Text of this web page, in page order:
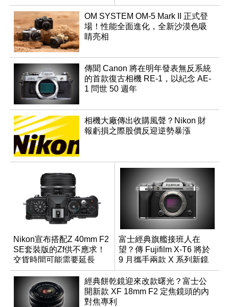
花板
OM SYSTEM OM-5 Mark II 正式登
場！性能全面進化，全新沙漠色吸
睛亮相
傳聞 Canon 將在明年發表無反系統
的首款復古相機 RE-1，以紀念 AE-
1 問世 50 週年
相機大廠傳出收購風聲？Nikon 財
報虧損之際股價反迎逆勢暴漲
Nikon宣布搭配Z 40mm F2
SE套裝版的Zf供不應求！
交貨時間可能需要延長
富士經典旗艦接班人在
望？傳 Fujifilm X-T6 將於
9 月攜手兩款 X 系列新鏡
頭登場
經典餅乾鏡迎來改款曙光？富士公
開新款 XF 18mm F2 定焦鏡頭的內
對焦專利